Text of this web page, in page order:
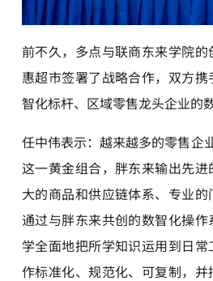
前不久，多点与联商东来学院
惠超市签署了战略合作，双方
智化标杆、区域零售龙头企业的
任中伟表示：越来越多的零售企
这一黄金组合，胖东来输出先
大的商品和供应链体系、专业
通过与胖东来共创的数智化操
学全面地把所学知识运用到日
作标准化、规范化、可复制，并